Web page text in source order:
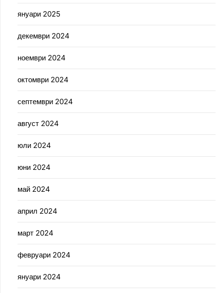
януари 2025
декември 2024
ноември 2024
октомври 2024
септември 2024
август 2024
юли 2024
юни 2024
май 2024
април 2024
март 2024
февруари 2024
януари 2024